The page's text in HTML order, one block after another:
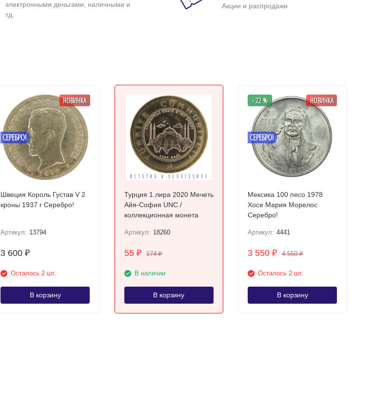
электронными деньгами, наличными и
тд.
Акции и распродажи
СЕРЕБРО!
НОВИНКА
Швеция Король Густав V 2
кроны 1937 г Серебро!
Артикул: 13794
3 600₽
Осталось 2 шт.
В корзину
Турция 1 лира 2020 Мечеть
Айя-София UNC /
коллекционная монета
Артикул: 18260
55 ₽ 174₽
В наличии
В корзину
СЕРЕБРО!
- 22 % НОВИНКА
Мексика 100 песо 1978
Хосе Мария Морелос
Серебро!
Артикул: 4441
3 550₽ 4 550₽
Осталось 2 шт.
В корзину